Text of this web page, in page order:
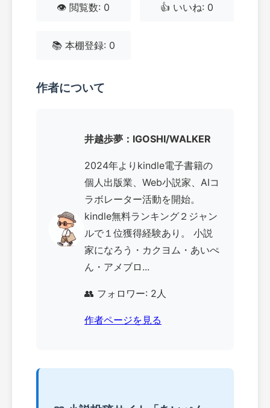
👁️ 閲覧数: 0 👍 いいね: 0
📚 本棚登録: 0
作者について
井越歩夢：IGOSHI/WALKER
2024年よりkindle電子書籍の
個人出版業、Web小説家、AIコ
ラボレーター活動を開始。
kindle無料ランキング２ジャン
ルで１位獲得経験あり。 小説
家になろう・カクヨム・あいぺ
ん・アメブロ...
👥 フォロワー: 2人
作者ページを見る